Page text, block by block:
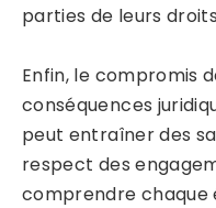
parties de leurs
Enfin, le compromis
conséquences
peut entraîner des
respect des
comprendre chaque